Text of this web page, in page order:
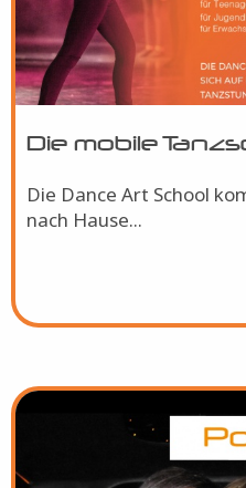
Die mobile
Die Dance Art School
nach Hause...
Bild